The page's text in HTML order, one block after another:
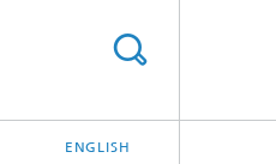
ENGLISH